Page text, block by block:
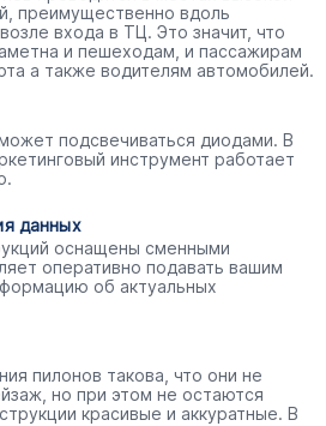
преимущественно вдоль
входа в ТЦ. Это значит, что
и пешеходам, и пассажирам
а также водителям автомобилей.
подсвечиваться диодами. В
инструмент работает
данных
оснащены сменными
оперативно подавать вашим
об актуальных
пилонов такова, что они не
но при этом не остаются
красивые и аккуратные. В